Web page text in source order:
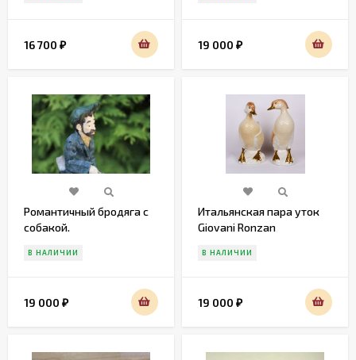
16 700 ₽ 19 000 ₽
Романтичный бродяга с
собакой.
В НАЛИЧИИ
19 000 ₽
Итальянская пара уток
Giovani Ronzan
В НАЛИЧИИ
19 000 ₽